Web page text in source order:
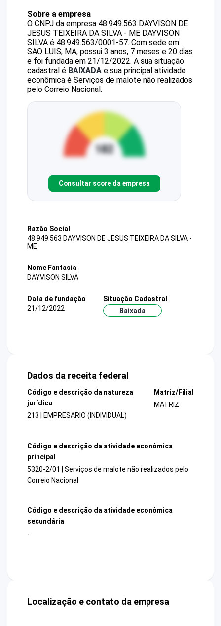
Sobre a empresa
O CNPJ da empresa 48.949.563 DAYVISON DE
JESUS TEIXEIRA DA SILVA - ME DAYVISON
SILVA é 48.949.563/0001-57. Com sede em
SAO LUIS, MA, possui 3 anos, 7 meses e 20 dias
e foi fundada em 21/12/2022. A sua situação
cadastral é BAIXADA e sua principal atividade
econômica é Serviços de malote não realizados
pelo Correio Nacional.
Consultar score da empresa
Razão Social
48.949.563 DAYVISON DE JESUS TEIXEIRA DA SILVA -
ME
Nome Fantasia
DAYVISON SILVA
Data de fundação
21/12/2022
Situação Cadastral
Baixada
Dados da receita federal
Código e descrição da natureza
jurídica
213 | EMPRESARIO (INDIVIDUAL)
Matriz/Filial
MATRIZ
Código e descrição da atividade econômica
principal
5320-2/01 | Serviços de malote não realizados pelo
Correio Nacional
Código e descrição da atividade econômica
secundária
-
Localização e contato da empresa